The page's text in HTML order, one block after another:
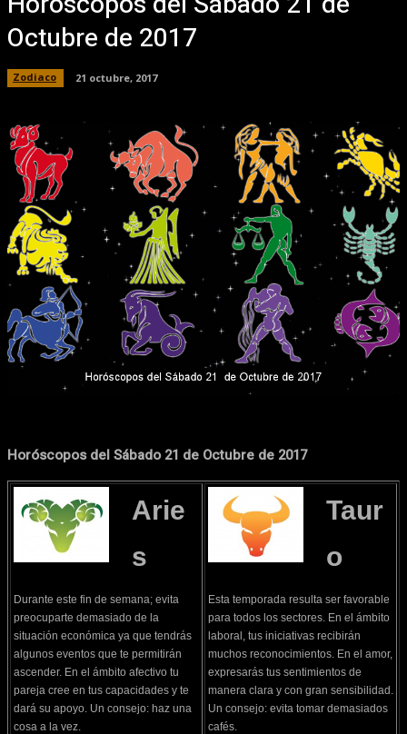
Octubre de 2017
Zodiaco 21 octubre, 2017
Facebook WhatsApp
Horóscopos del Sábado 21 de Octubre de 2017
Arie
s
Durante este fin de semana; evita
preocuparte demasiado de la
situación económica ya que tendrás
algunos eventos que te permitirán
ascender. En el ámbito afectivo tu
pareja cree en tus capacidades y te
dará su apoyo. Un consejo: haz una
cosa a la vez.
Taur
o
Esta temporada resulta ser favorable
para todos los sectores. En el ámbito
laboral, tus iniciativas recibirán
muchos reconocimientos. En el amor,
expresarás tus sentimientos de
manera clara y con gran sensibilidad.
Un consejo: evita tomar demasiados
cafés.